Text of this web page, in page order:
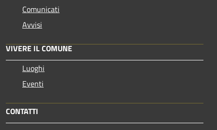
Comunicati
Avvisi
VIVERE IL COMUNE
Luoghi
Eventi
CONTATTI